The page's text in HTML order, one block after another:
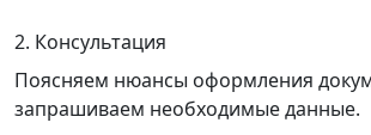
2. Консультация
Поясняем нюансы оформления
запрашиваем необходимые данные.